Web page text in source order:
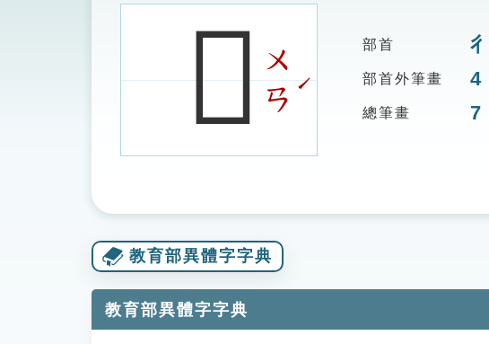
圖
𢓆ㄨ
ㄢ
ˊ
部首 彳
部首外筆畫 4
總筆畫 7
教育部異體字字典
教育部異體字字典